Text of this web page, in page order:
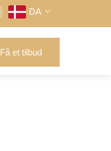
DA
Få et tilbud